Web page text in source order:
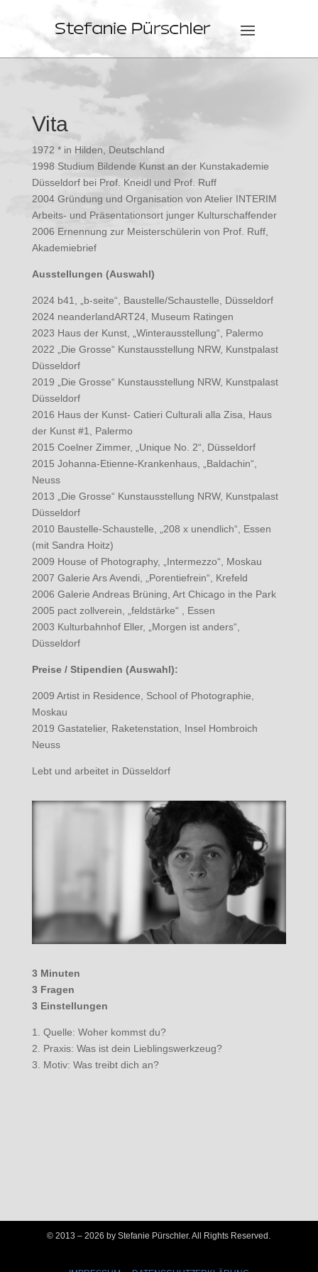
Vita
1972 * in Hilden, Deutschland
1998 Studium Bildende Kunst an der Kunstakademie
Düsseldorf bei Prof. Kneidl und Prof. Ruff
2004 Gründung und Organisation von Atelier INTERIM
Arbeits- und Präsentationsort junger Kulturschaffender
2006 Ernennung zur Meisterschülerin von Prof. Ruff,
Akademiebrief
Ausstellungen (Auswahl)
2024 b41, „b-seite“, Baustelle/Schaustelle, Düsseldorf
2024 neanderlandART24, Museum Ratingen
2023 Haus der Kunst, „Winterausstellung“, Palermo
2022 „Die Grosse“ Kunstausstellung NRW, Kunstpalast
Düsseldorf
2019 „Die Grosse“ Kunstausstellung NRW, Kunstpalast
Düsseldorf
2016 Haus der Kunst- Catieri Culturali alla Zisa, Haus
der Kunst #1, Palermo
2015 Coelner Zimmer, „Unique No. 2“, Düsseldorf
2015 Johanna-Etienne-Krankenhaus, „Baldachin“,
Neuss
2013 „Die Grosse“ Kunstausstellung NRW, Kunstpalast
Düsseldorf
2010 Baustelle-Schaustelle, „208 x unendlich“, Essen
(mit Sandra Hoitz)
2009 House of Photography, „Intermezzo“, Moskau
2007 Galerie Ars Avendi, „Porentiefrein“, Krefeld
2006 Galerie Andreas Brüning, Art Chicago in the Park
2005 pact zollverein, „feldstärke“ , Essen
2003 Kulturbahnhof Eller, „Morgen ist anders“,
Düsseldorf
Preise / Stipendien (Auswahl):
2009 Artist in Residence, School of Photographie,
Moskau
2019 Gastatelier, Raketenstation, Insel Hombroich
Neuss
Lebt und arbeitet in Düsseldorf
3 Minuten
3 Fragen
3 Einstellungen
1. Quelle: Woher kommst du?
2. Praxis: Was ist dein Lieblingswerkzeug?
3. Motiv: Was treibt dich an?
© 2013 –2026 by Stefanie Pürschler. All Rights Reserved.